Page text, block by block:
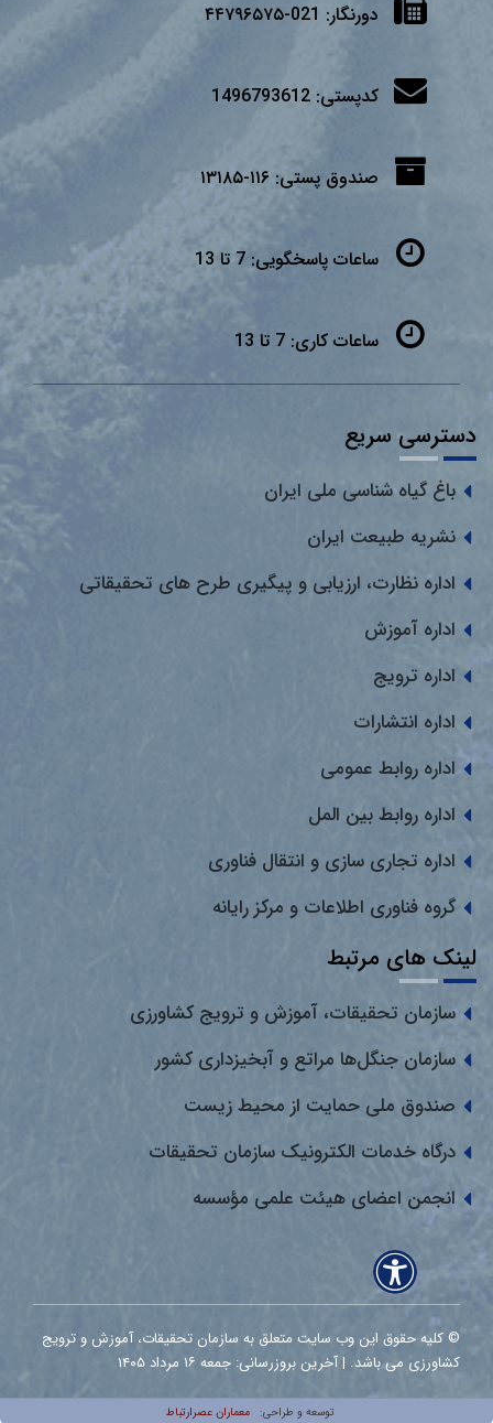
دورنگار: 021-۴۴۷۹۶۵۷۵
کدپستی: 1496793612
صندوق پستی: ۱۱۶-۱۳۱۸۵
ساعات پاسخگویی: 7 تا 13
ساعات کاری: 7 تا 13
دسترسی سریع
باغ گیاه شناسی ملی ایران
نشریه طبیعت ایران
اداره نظارت، ارزیابی و پیگیری طرح های تحقیقاتی
اداره آموزش
اداره ترویج
اداره انتشارات
اداره روابط عمومی
اداره روابط بین المل
اداره تجاری سازی و انتقال فناوری
گروه فناوری اطلاعات و مرکز رایانه
لینک های مرتبط
سازمان تحقیقات، آموزش و ترویج کشاورزی
سازمان جنگل‌ها مراتع و آبخیزداری کشور
صندوق ملی حمایت از محیط زیست
درگاه خدمات الکترونیک سازمان تحقیقات
انجمن اعضای هیئت علمی مؤسسه
© کلیه حقوق این وب سایت متعلق به سازمان تحقیقات، آموزش و ترویج
کشاورزی می باشد. | آخرین بروزرسانی: جمعه ۱۶ مرداد ۱۴۰۵
توسعه و طراحی: معماران عصر‌ارتباط